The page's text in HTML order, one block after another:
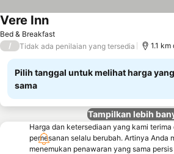
Bed & Breakfast
Vere Inn
/ Tidak ada penilaian yang tersedia 1.1
Pilih tanggal untuk melihat harga yang
sama
Tampilkan lebih
Harga dan ketersediaan yang kami
pemesanan selalu berubah. Artinya Anda
menemukan penawaran yang sama